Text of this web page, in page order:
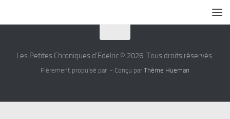
Les Petites Chroniques d'Edelric © 2026. Tous droits réservés.
Fièrement propulsé par - Conçu par Thème Hueman